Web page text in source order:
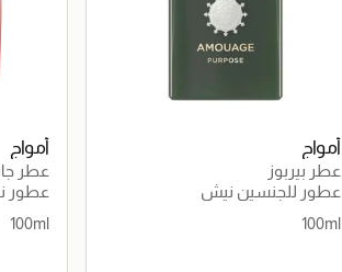
أمواج
عطر بيربوز
عطور للجنسين نيش
100ml
أمواج
عطر
عطور
100ml